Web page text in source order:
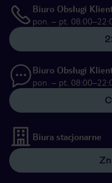
Biuro Obsługi
pon. – pt.
Biuro Obsługi
pon. – pt.
Biura stacjonarne